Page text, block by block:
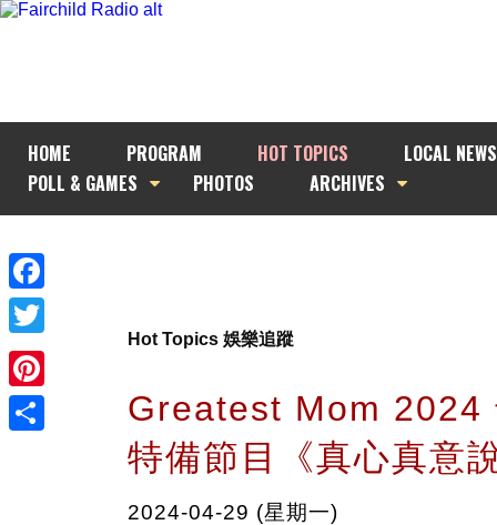
HOME PROGRAM HOT TOPICS
LOCAL NEWS
POLL & GAMES
PHOTOS ARCHIVES
Facebook
Twitter
Pinterest
Hot Topics 娛樂追蹤
Greatest Mom 2024
特備節目《真心真意
2024-04-29 (星期一)